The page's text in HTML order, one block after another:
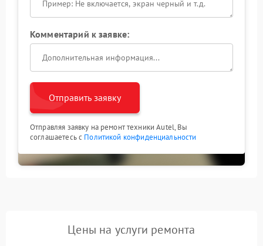
Комментарий к заявке:
Отправить заявку
Отправляя заявку на ремонт техники Autel, Вы
соглашаетесь с Политикой конфиденциальности
Цены на услуги ремонта